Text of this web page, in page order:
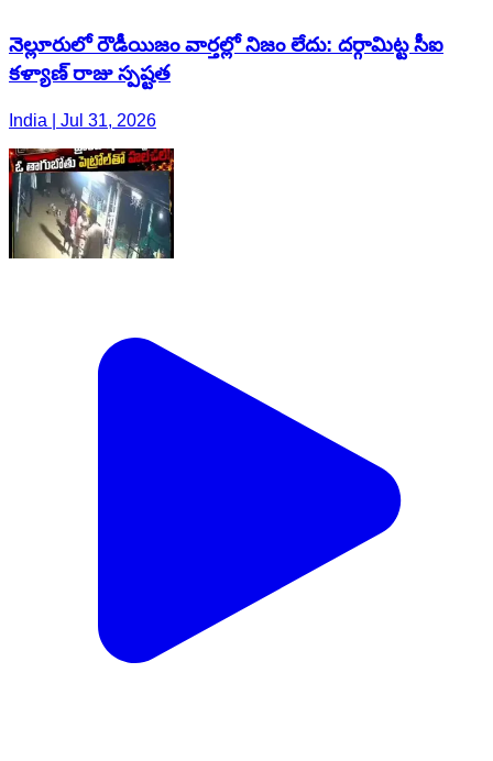
నెల్లూరులో రౌడీయిజం వార్తల్లో నిజం లేదు: దర్గామిట్ట సీఐ
కళ్యాణ్ రాజు స్పష్టత
India | Jul 31, 2026